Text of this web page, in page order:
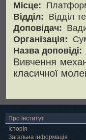
Місце:
Відділ: Відділ
Доповідач:
Організація:
Назва доповіді:
Вивчення
класичної
Про Інститут
Історія
Загальна інформація